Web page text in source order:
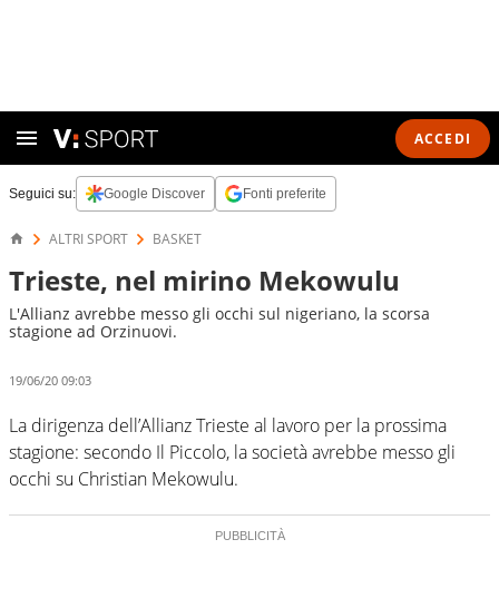
ACCEDI
Seguici su: Google Discover Fonti preferite
ALTRI SPORT BASKET
Trieste, nel mirino Mekowulu
L'Allianz avrebbe messo gli occhi sul nigeriano, la scorsa
stagione ad Orzinuovi.
19/06/20 09:03
La dirigenza dell’Allianz Trieste al lavoro per la prossima
stagione: secondo Il Piccolo, la società avrebbe messo gli
occhi su Christian Mekowulu.